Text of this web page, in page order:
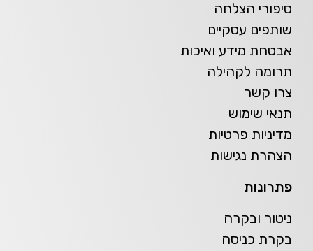
סיפורי הצלחה
שותפים עסקיים
אבטחת מידע ואיכות
תרומה לקהילה
צרו קשר
תנאי שימוש
מדיניות פרטיות
הצהרת נגישות
פתרונות
ניטור ובקרה
בקרת כניסה